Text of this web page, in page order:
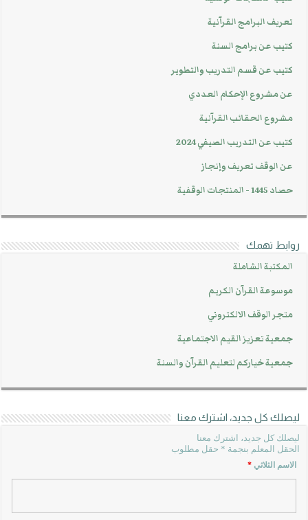
تعريف البرامج القرآنية
كتيب عن برامج السنة
كتيب عن قسم التدريب والتطوير
عن مشروع الإحكام العددي
مشروع الحقائب القرآنية
كتيب عن التدريب الصيفي 2024
عن الوقف تعريف وإنجاز
حصاد 1445 - المنتجات الوقفية
روابط تهمك
المكتبة الشاملة
موسوعة القرآن الكريم
متجر الوقف الالكتروني
جمعية تعزيز القيم الاجتماعية
جمعية خياركم لتعليم القرآن والسنة
ليصلك كل جديد، اشترك معنا
ليصلك كل جديد، اشترك معنا
الحقل المعلم بنجمة * حقل مطلوب
الاسم الثلاثي*